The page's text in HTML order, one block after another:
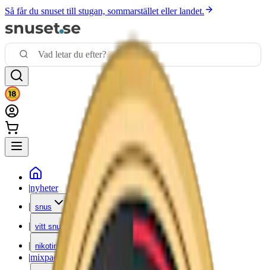
Så får du snuset till stugan, sommarstället eller landet.
|nyheter
| snus
| vitt snus
| nikotinfritt
|mixpack